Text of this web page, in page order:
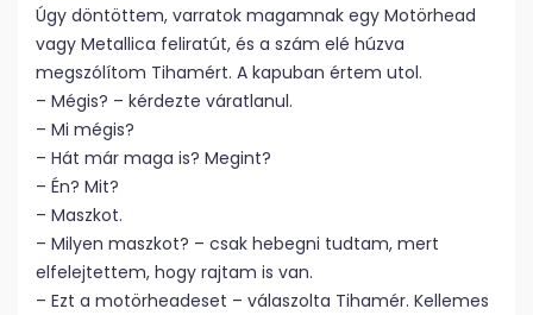
Úgy döntöttem, varratok magamnak egy Motörhead
vagy Metallica feliratút, és a szám elé húzva
megszólítom Tihamért. A kapuban értem utol.
– Mégis? – kérdezte váratlanul.
– Mi mégis?
– Hát már maga is? Megint?
– Én? Mit?
– Maszkot.
– Milyen maszkot? – csak hebegni tudtam, mert
elfelejtettem, hogy rajtam is van.
– Ezt a motörheadeset – válaszolta Tihamér. Kellemes